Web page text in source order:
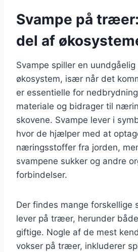
Svampe på
del af
Svampe spiller en
økosystem, især når det
er essentielle for
materiale og bidrager til
skovene. Svampe lever i
hvor de hjælper med at
næringsstoffer fra jorden,
svampene sukker og andre
forbindelser.
Der findes mange forskellige
lever på træer, herunder
giftige. Nogle af de mest
vokser på træer, inkluderer